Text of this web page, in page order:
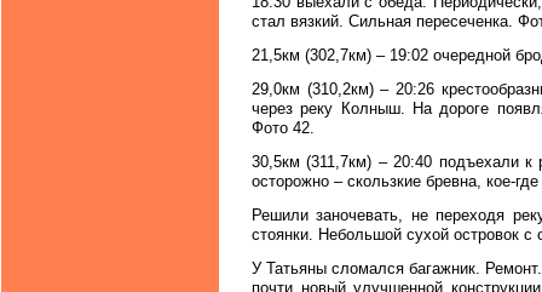
стал вязкий. Сильная пересеченка.
21,5км (302,7км) – 19:02 очередной
29,0км (310,2км) – 20:26
через реку Колныш. На дороге
Фото 42.
30,5км (311,7км) – 20:40 подъехали
осторожно – скользкие бревна, кое-
Решили заночевать, не переходя
стоянки. Небольшой сухой островок
У Татьяны сломался багажник.
почти новый улучшенной